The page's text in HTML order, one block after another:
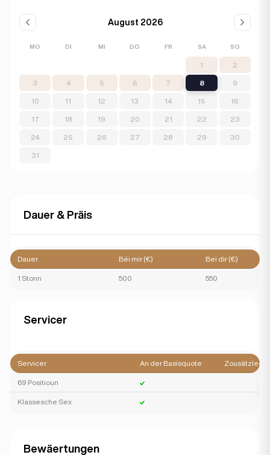
August 2026
MO DI MI DO FR SA SO
1 2
3 4 5 6 7 8 9
10 11 12 13 14 15 16
17 18 19 20 21 22 23
24 25 26 27 28 29 30
31
Dauer & Präis
Dauer Béi mir (€) Bei dir (€)
1 Stonn 500 550
Servicer
Servicer An der Basisquote Zousätzlech
69 Positioun
Klassesche Sex
Bewäertungen